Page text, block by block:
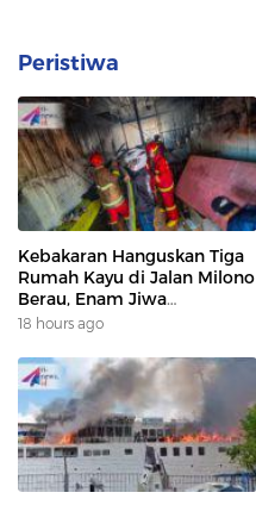
Peristiwa
Kebakaran Hanguskan Tiga
Rumah Kayu di Jalan Milono
Berau, Enam Jiwa
Terdampak
18 hours ago